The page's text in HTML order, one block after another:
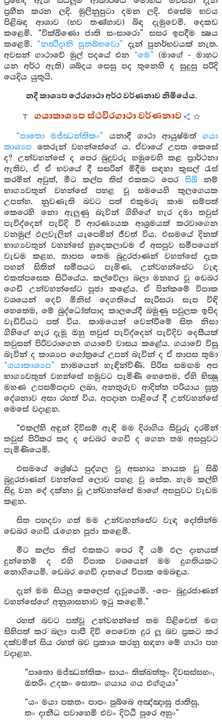
ප්‍රහීන කරන ලදි. මුලිනුපුටා දමන ලදි. එසේම භවය
පිළිබඳ ආශාව (භව තණ්හාව) බිඳ දැමුවෙමි. දෙකඩ
කළෙමි. “වික්ඛිණො ජාති සංසාරො” සසර ඉපදීම ක්‍ෂය
කළෙමි. “නත්‍ථිදානි පුනබ්භවො” දැන් පුනර්භවයක් නැත.
අවසන් ගාථාවේ මුල් පදයේ එන “මෙ” (මාගේ - මාහට
යන අර්ථ ඇති) ශබ්දය සෙසු පද තුනෙහි ද සුදුසු පරිදි
යෙදිය යුතුයි.
නදී කාශ්‍යප ථේරගාථා අර්ථ වර්ණනාව නිමියේය.
ගයාකාශ්‍යප ස්ථවිරගාථා වර්ණනාව
“පාතො මජ්ඣන්තිකං” යනාදී ගාථා ආයුෂ්මත්ගයා
කාශ්‍යප තෙරුන් වහන්සේගේ ය. ඒවායේ උපත කෙසේ
ද? උන්වහන්සේ ද පෙර බුදුවරු හමුවෙහි කළ ප්‍රාර්ථනා
ඇතිව, ඒ ඒ භවයේ දී සසරින් මිදීම සඳහා කුසල් රැස්
කරමින් අවුත්, මීට කල්ප තිස් එකකට පෙරසිඛි නම්
භාග්‍යවතුන් වහන්සේ පහළ වූ සමයෙහි කුලගෙයක
උපන්හ. නුවණැති බවට පත් එකුමරු කාම සම්පත්
කෙරෙහි නො ඇලුණු බැවින් ගිහිගේ හැර දමා තවුස්
පැවිද්දෙන් පැවිදි වී ආරණ්‍යයක ආශ්‍රමයක් කරවාගෙන
වනමුල් ඵලවැලින් යැපෙමින් ජීවත් විය. එසමයේ දිනක්
භාග්‍යවතුන් වහන්සේ හුදෙකලාවම ඒ අසපුව සමීපයෙන්
වැඩම කළහ. තාපස තෙම බුදුරජාණන් වහන්සේ දැක
පහන් සිතින් සමීපයට පැමිණ, උන්වහන්සේට වැඳ
එකත්පසෙක සිටියේය. කල්වේලා බලා මනහර වූ ඩෙබර
ගෙඩි උන්වහන්සේට පූජා කළේය. ඒ පින්කමේ විපාක
වශයෙන් දෙව් මිනිස් දෙගතියේ සැරිසරා සැප විඳි
හෙතෙම, මේ බුද්ධෝත්පාද කාලයේදී බමුණු පවුලක ඉපිද
වැඩිවියට පත් විය. කාමයෙන් වෙන්වීමේ සිත නිසා
ගිහිගේ හැර දැමූ ඔහු තවුස් පැවිද්දෙන් පැවිදිව දෙසීයක්
තවුසන් පිරිවරාගෙන ගයාවේ වාසය කළේය. ගයාවේ විසූ
බැවින් ද කාශ්‍යප ගෝත්‍රයේ උපන් බැවින් ද ඒ තාපස තුමා
“ගයාකාශ්‍යප” නාමයෙන් හැඳින්විණි. පිරිස සමඟම අප
භාග්‍යවතුන් වහන්සේ හමුවට පැමිණි හෙතෙම, ඒහි භික්‍ෂු
මහණ උපසම්පදාව ලබා, අනතුරුව ආදිත්ත පරියාය සූත්‍ර
දේශනාව අසා රහත් විය. අපදාන පාළියේ දී උන්වහන්සේ
මෙසේ වදාළහ.
“එකල්හි අඳුන් දිවිසම් ඇඳි මම දිරාගිය සිවුරු දරමින්
තවුස් පිරිකර කද ද ඩෙබර ගෙඩි ද ගෙන තම අසපුවට
පැමිණියෙමි.
එසමයේ ශ්‍රේෂ්ඨ පුද්ගල වූ අසහාය නායක වූ සිඛි
බුදුරජාණන් වහන්සේ ලොව පහළ වූ සේක. හැම කල්හි
සිදු වන දේ දක්නා වූ උන්වහන්සේ මාගේ අසපුවට වැඩම
කළහ.
සිත පහදවා ගත් මම උන්වහන්සේට වැඳ දෝතින්ම
ඩෙබර ගෙඩි රැගෙන පූජා කළෙමි.
මීට කල්ප තිස් එකකට පෙර දී යම් ඵල දානයක්
දුන්නෙම් ද එහි විපාක වශයෙන් මම දුගතියකට
නොගියෙමි. ඩෙබර ගෙඩි දානයේ විපාක මෙබඳුය.
දැන් මම සියලු කෙලෙස් දැවූයෙමි. -පෙ- බුදුරජාණන්
වහන්සේගේ අනුශාසනාව ඉටු කළෙමි.”
රහත් බවට පත්වූ උන්වහන්සේ තම පිළිවෙත් මඟ
සිහිපත් කර බලා පාපී දිවි පෙවෙත දුර ලූ බව ප්‍රකට කර
දක්වමින් සිය රහත් බව ප්‍රකාශ කරනු සඳහා මේ ගාථා පහ
වදාළහ.
“පාතො මජ්ඣන්තිකං සායං තික්ඛත්තුං දිවසස්සහං,
ඔතරිං උදකං සොතං ගයාය ගය එග්ගුයා”
“යං මයා පකතං පාපං පුබ්බෙ අඤ්ඤාසු ජාතිසු,
තං දානීධ පවාහෙමි එවං දිට්ඨි පුරෙ අහුං”